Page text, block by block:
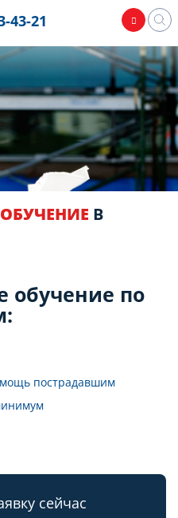
В
обучение по
пострадавшим
сейчас
43-21